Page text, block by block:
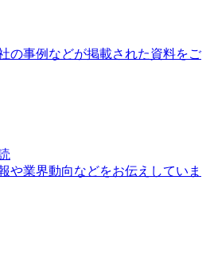
の事例などが掲載された資料をご
や業界動向などをお伝えしていま